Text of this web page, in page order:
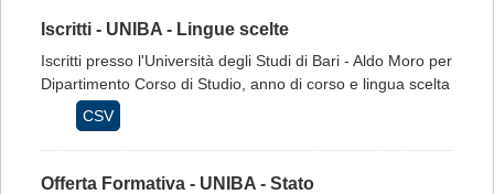
Iscritti - UNIBA - Lingue scelte
Iscritti presso l'Università degli Studi di Bari - Aldo Moro per
Dipartimento Corso di Studio, anno di corso e lingua scelta
CSV
Offerta Formativa - UNIBA - Stato